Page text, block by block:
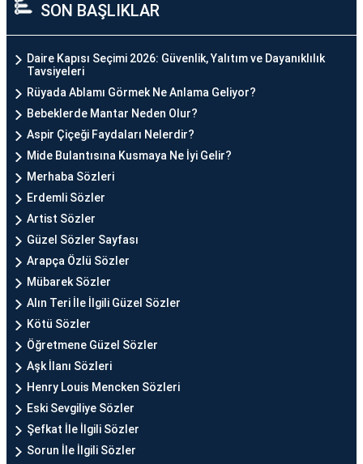
SON BAŞLIKLAR
Daire Kapısı Seçimi 2026: Güvenlik, Yalıtım ve Dayanıklılık
Tavsiyeleri
Rüyada Ablamı Görmek Ne Anlama Geliyor?
Bebeklerde Mantar Neden Olur?
Aspir Çiçeği Faydaları Nelerdir?
Mide Bulantısına Kusmaya Ne İyi Gelir?
Merhaba Sözleri
Erdemli Sözler
Artist Sözler
Güzel Sözler Sayfası
Arapça Özlü Sözler
Mübarek Sözler
Alın Teri İle İlgili Güzel Sözler
Kötü Sözler
Öğretmene Güzel Sözler
Aşk İlanı Sözleri
Henry Louis Mencken Sözleri
Eski Sevgiliye Sözler
Şefkat İle İlgili Sözler
Sorun İle İlgili Sözler